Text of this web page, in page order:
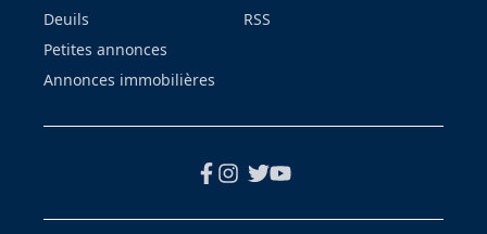
Deuils
Petites annonces
Annonces immobilières
RSS